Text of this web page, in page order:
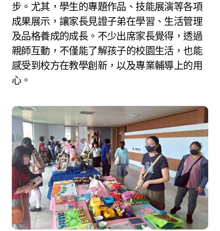
步。尤其，學生的專題作品、技能展演等各項
成果展示，讓家長見證子弟在學習、生活管理
及品格養成的成長。不少出席家長覺得，透過
親師互動，不僅能了解孩子的校園生活，也能
感受到校方在教學創新，以及專業輔導上的用
心。